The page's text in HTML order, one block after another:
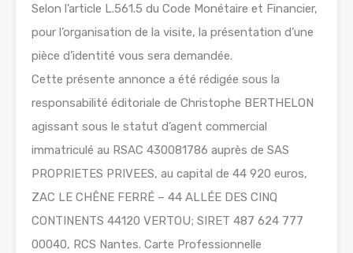
Selon l’article L.561.5 du Code Monétaire et Financier,
pour l’organisation de la visite, la présentation d’une
pièce d’identité vous sera demandée.
Cette présente annonce a été rédigée sous la
responsabilité éditoriale de Christophe BERTHELON
agissant sous le statut d’agent commercial
immatriculé au RSAC 430081786 auprès de SAS
PROPRIETES PRIVEES, au capital de 44 920 euros,
ZAC LE CHÊNE FERRÉ – 44 ALLÉE DES CINQ
CONTINENTS 44120 VERTOU; SIRET 487 624 777
00040, RCS Nantes. Carte Professionnelle